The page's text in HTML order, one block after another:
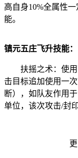
高自身10%全属性
能。
镇元五庄飞升技能：
扶摇之术：使
击目标追加使用一
断），如队友作用
单位，该次攻击/封